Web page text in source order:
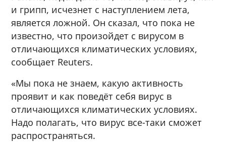
и грипп, исчезнет с наступлением лета,
является ложной. Он сказал, что пока не
известно, что произойдет с вирусом в
отличающихся климатических условиях,
сообщает Reuters.
«Мы пока не знаем, какую активность
проявит и как поведёт себя вирус в
отличающихся климатических условиях.
Надо полагать, что вирус все-таки сможет
распространяться.